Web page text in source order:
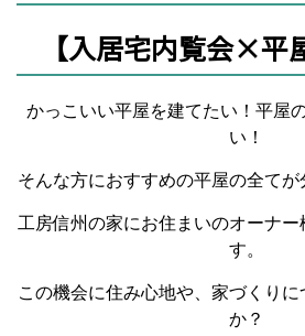
【入居宅内覧会×平
かっこいい平屋を建てたい！平屋
い！
そんな方におすすめの平屋の全てが
工房信州の家にお住まいのオーナー
す。
この機会に住み心地や、家づくり
か？